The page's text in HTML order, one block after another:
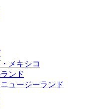
メキシコ
ンド
ュージーランド